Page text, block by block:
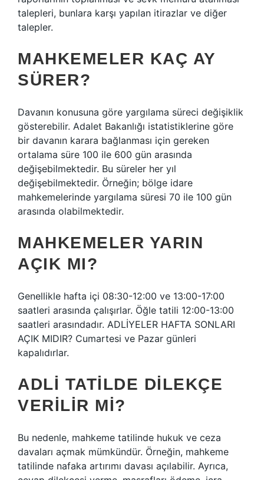
talepleri, bunlara karşı yapılan itirazlar ve diğer
talepler.
MAHKEMELER KAÇ AY
SÜRER?
Davanın konusuna göre yargılama süreci değişiklik
gösterebilir. Adalet Bakanlığı istatistiklerine göre
bir davanın karara bağlanması için gereken
ortalama süre 100 ile 600 gün arasında
değişebilmektedir. Bu süreler her yıl
değişebilmektedir. Örneğin; bölge idare
mahkemelerinde yargılama süresi 70 ile 100 gün
arasında olabilmektedir.
MAHKEMELER YARIN
AÇIK MI?
Genellikle hafta içi 08:30-12:00 ve 13:00-17:00
saatleri arasında çalışırlar. Öğle tatili 12:00-13:00
saatleri arasındadır. ADLİYELER HAFTA SONLARI
AÇIK MIDIR? Cumartesi ve Pazar günleri
kapalıdırlar.
ADLI TATILDE DILEKÇE
VERILIR MI?
Bu nedenle, mahkeme tatilinde hukuk ve ceza
davaları açmak mümkündür. Örneğin, mahkeme
tatilinde nafaka artırımı davası açılabilir. Ayrıca,